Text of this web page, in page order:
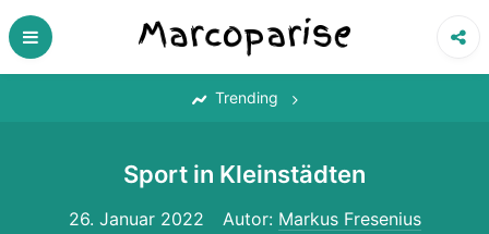
Skip
to
content
Trending
Sport in Kleinstädten
26. Januar 2022 Autor: Markus Fresenius